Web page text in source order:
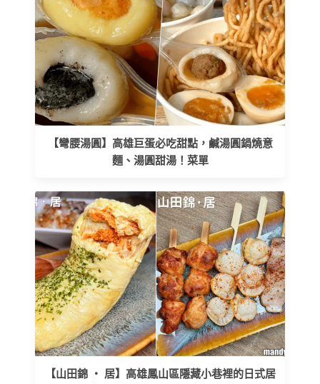
【彎腰湯圓】高雄巨蛋必吃甜點，鹹湯圓鍋燒意
麵、湯圓甜湯！菜單
【山田錦 ‧ 居】高雄鳳山區隱藏小巷裡的日式居